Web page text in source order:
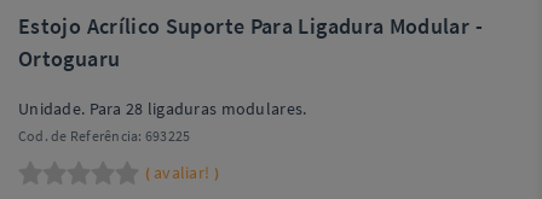
Estojo Acrílico Suporte Para Ligadura Modular -
Ortoguaru
Unidade. Para 28 ligaduras modulares.
Cod. de Referência: 693225
( avaliar! )